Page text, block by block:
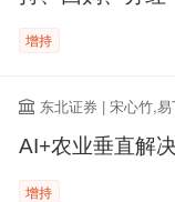
增持
东北证券 | 宋心竹,易
AI+农业垂直解
增持